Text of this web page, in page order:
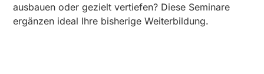
Weitere Ausbildungselemente:
ausbauen oder gezielt vertiefen? Diese Seminare
ergänzen ideal Ihre bisherige Weiterbildung.